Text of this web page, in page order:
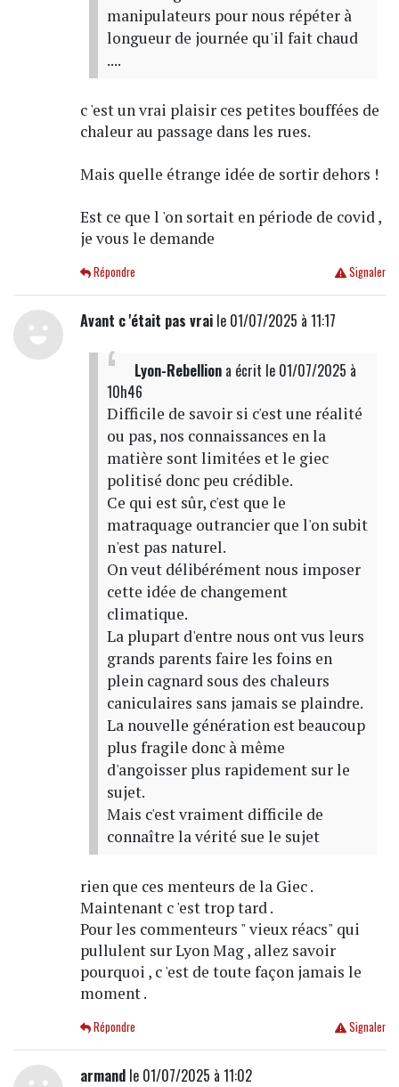
manipulateurs pour nous répéter à
longueur de journée qu'il fait chaud
....
c 'est un vrai plaisir ces petites bouffées de
chaleur au passage dans les rues.
Mais quelle étrange idée de sortir dehors !
Est ce que l 'on sortait en période de covid ,
je vous le demande
Signaler
Répondre
Avant c 'était pas vraile 01/07/2025 à 11:17
Lyon-Rebelliona écrit le 01/07/2025 à
10h46
Difficile de savoir si c'est une réalité
ou pas, nos connaissances en la
matière sont limitées et le giec
politisé donc peu crédible.
Ce qui est sûr, c'est que le
matraquage outrancier que l'on subit
n'est pas naturel.
On veut délibérément nous imposer
cette idée de changement
climatique.
La plupart d'entre nous ont vus leurs
grands parents faire les foins en
plein cagnard sous des chaleurs
caniculaires sans jamais se plaindre.
La nouvelle génération est beaucoup
plus fragile donc à même
d'angoisser plus rapidement sur le
sujet.
Mais c'est vraiment difficile de
connaître la vérité sue le sujet
rien que ces menteurs de la Giec .
Maintenant c 'est trop tard .
Pour les commenteurs " vieux réacs" qui
pullulent sur Lyon Mag , allez savoir
pourquoi , c 'est de toute façon jamais le
moment .
Signaler
Répondre
armandle 01/07/2025 à 11:02